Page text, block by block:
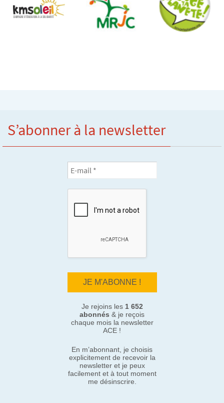
S’abonner à la newsletter
Je rejoins les 1 652
abonnés & je reçois
chaque mois la newsletter
ACE !
En m’abonnant, je choisis
explicitement de recevoir la
newsletter et je peux
facilement et à tout moment
me désinscrire.